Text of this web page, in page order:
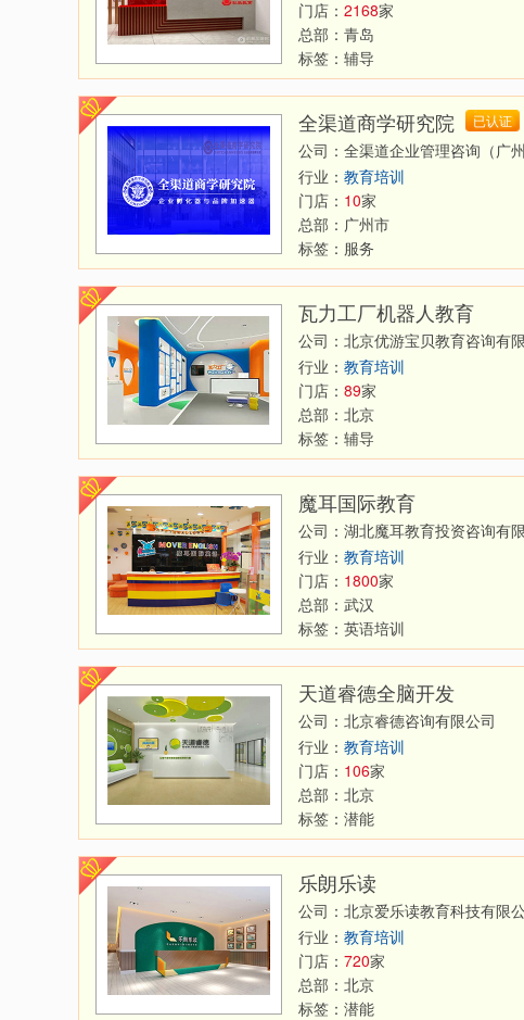
门店： 2168家
总部： 青岛
标签： 辅导
全渠道商学研究院 已认证
公司：全渠道企业管理咨询（广
行业： 教育培训
门店： 10家
总部： 广州市
标签： 服务
瓦力工厂机器人教育
公司：北京优游宝贝教育咨询有
行业： 教育培训
门店： 89家
总部： 北京
标签： 辅导
魔耳国际教育
公司：湖北魔耳教育投资咨询有
行业： 教育培训
门店： 1800家
总部： 武汉
标签： 英语培训
天道睿德全脑开发
公司：北京睿德咨询有限公司
行业： 教育培训
门店： 106家
总部： 北京
标签： 潜能
乐朗乐读
公司：北京爱乐读教育科技有限
行业： 教育培训
门店： 720家
总部： 北京
标签： 潜能